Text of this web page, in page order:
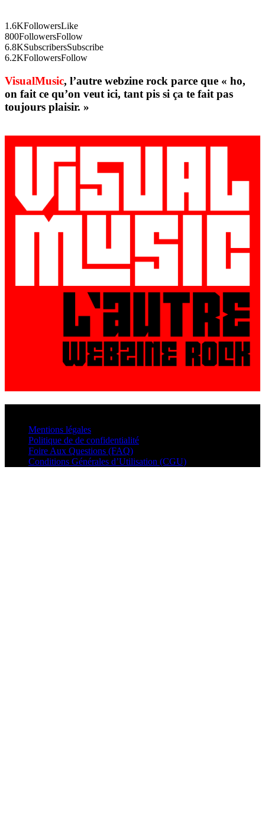
1.6KFollowersLike
800FollowersFollow
6.8KSubscribersSubscribe
6.2KFollowersFollow
VisualMusic, l’autre webzine rock parce que « ho,
on fait ce qu’on veut ici, tant pis si ça te fait pas
toujours plaisir. »
Mentions légales
Politique de de confidentialité
Foire Aux Questions (FAQ)
Conditions Générales d’Utilisation (CGU)